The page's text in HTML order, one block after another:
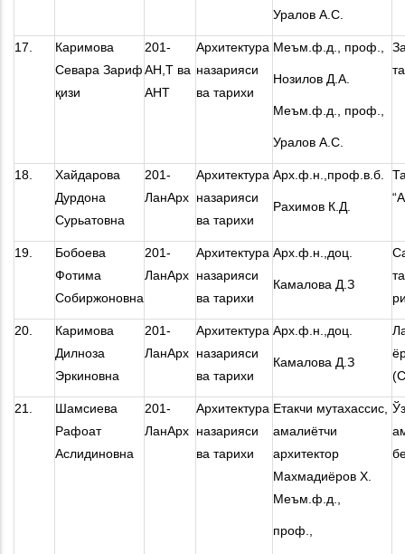
Уралов А.С.
17.
Каримова
Севара Зариф
қизи
201-
АН,Т ва
АНТ
Архитектура
назарияси
ва тарихи
Меъм.ф.д., проф.,
Нозилов Д.А.
Меъм.ф.д., проф.,
Уралов А.С.
18.
Хайдарова
Дурдона
Сурьатовна
201-
ЛанАрх
Архитектура
назарияси
ва тарихи
Арх.ф.н.,проф.в.б.
Рахимов К.Д.
19.
Бобоева
Фотима
Собиржоновна
201-
ЛанАрх
Архитектура
назарияси
ва тарихи
Арх.ф.н.,доц.
Камалова Д.З
20.
Каримова
Дилноза
Эркиновна
201-
ЛанАрх
Архитектура
назарияси
ва тарихи
Арх.ф.н.,доц.
Камалова Д.З
21.
Шамсиева
Рафоат
Аслидиновна
201-
ЛанАрх
Архитектура
назарияси
ва тарихи
Етакчи мутахассис,
амалиётчи
архитектор
Махмадиёров Х.
Меъм.ф.д.,
проф.,